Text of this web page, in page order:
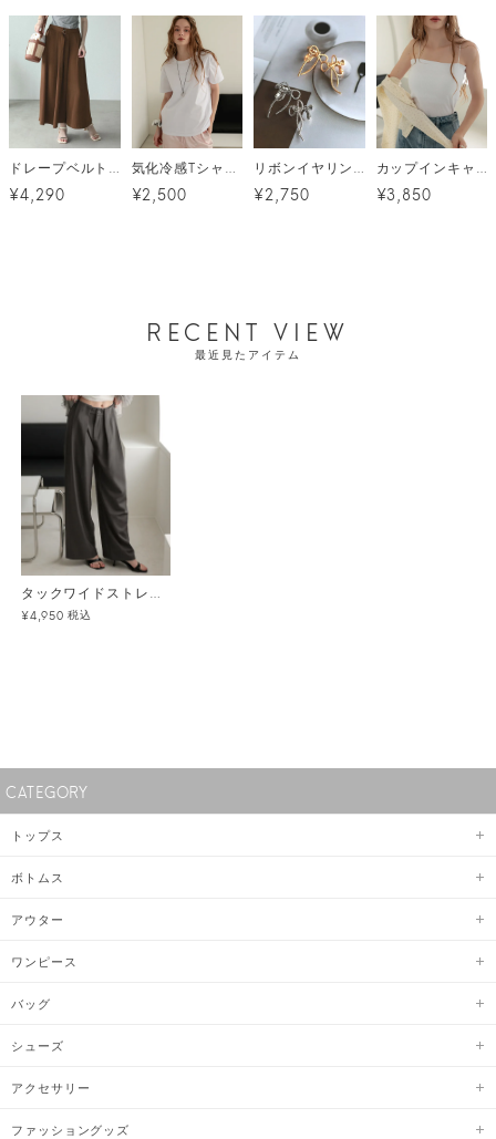
ドレープベルトワイドパンツ
¥4,290
気化冷感Tシャツ メール便
¥2,500
リボンイヤリング メール便
¥2,750
カップインキャミソール メール便
¥3,850
RECENT VIEW
最近見たアイテム
タックワイドストレッチスラックスパンツ
¥4,950 税込
CATEGORY
トップス
ボトムス
アウター
ワンピース
バッグ
シューズ
アクセサリー
ファッショングッズ